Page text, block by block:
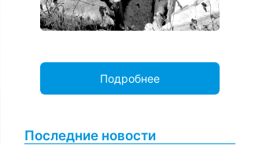
Подробнее
Последние новости